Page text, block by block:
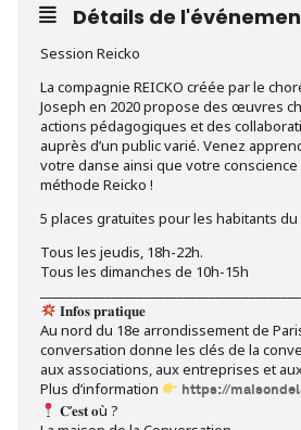
Détails de
Session Reicko
La compagnie REICKO créée par le
Joseph en 2020 propose des œuvres
actions pédagogiques et des
auprès d’un public varié. Venez
votre danse ainsi que votre
méthode Reicko !
5 places gratuites pour les habitants du
Tous les jeudis, 18h-22h.
Tous les dimanches de 10h-15h
𝐈𝐧𝐟𝐨𝐬 𝐩𝐫𝐚𝐭𝐢𝐪𝐮𝐞
Au nord du 18e arrondissement de
conversation donne les clés de la
aux associations, aux entreprises et
Plus d’information
https://
𝐂’𝐞𝐬𝐭 𝐨ù ?